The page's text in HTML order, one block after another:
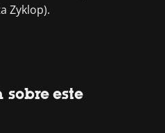
Zyklop).
este